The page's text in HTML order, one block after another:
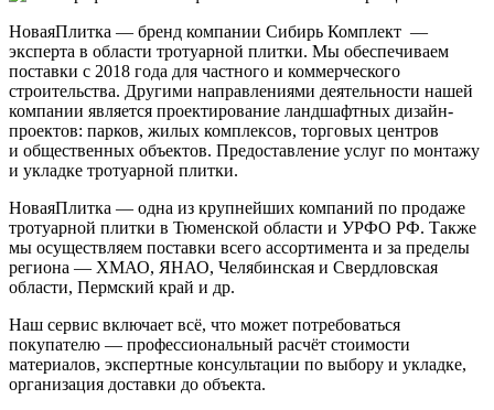
НоваяПлитка — бренд компании Сибирь Комплект —
эксперта в области тротуарной плитки. Мы обеспечиваем
поставки с 2018 года для частного и коммерческого
строительства. Другими направлениями деятельности нашей
компании является проектирование ландшафтных дизайн-
проектов: парков, жилых комплексов, торговых центров
и общественных объектов. Предоставление услуг по монтажу
и укладке тротуарной плитки.
НоваяПлитка — одна из крупнейших компаний по продаже
тротуарной плитки в Тюменской области и УРФО РФ. Также
мы осуществляем поставки всего ассортимента и за пределы
региона — ХМАО, ЯНАО, Челябинская и Свердловская
области, Пермский край и др.
Наш сервис включает всё, что может потребоваться
покупателю — профессиональный расчёт стоимости
материалов, экспертные консультации по выбору и укладке,
организация доставки до объекта.